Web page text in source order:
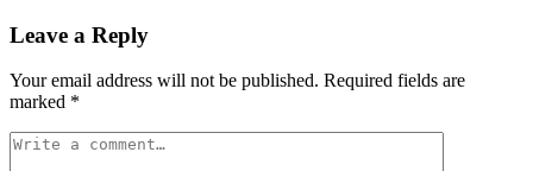
Leave a Reply
Your email address will not be published. Required fields are
marked *